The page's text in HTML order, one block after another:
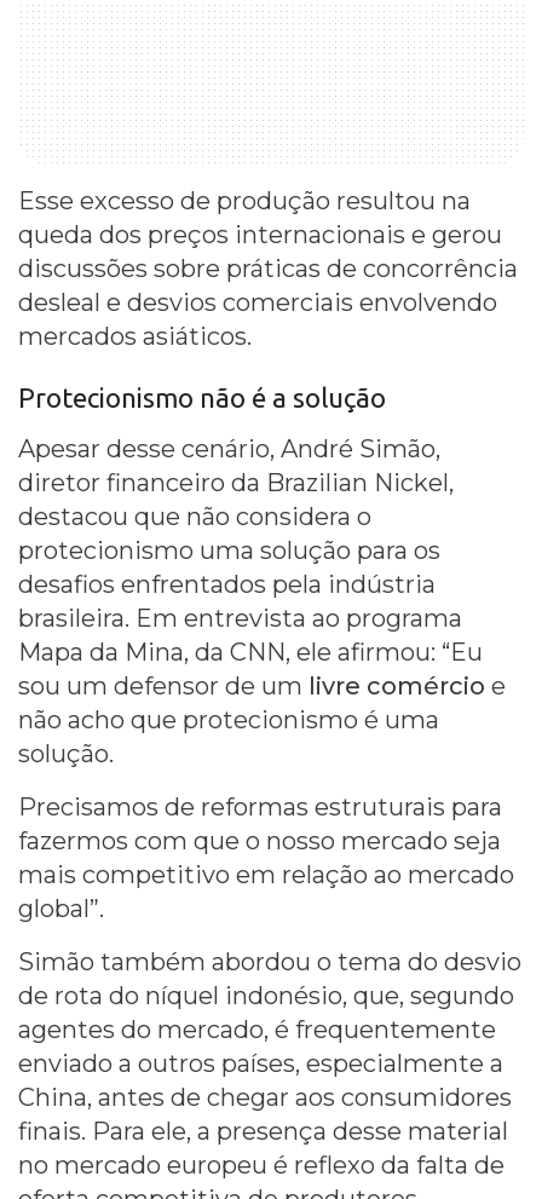
Esse excesso de produção resultou na
queda dos preços internacionais e gerou
discussões sobre práticas de concorrência
desleal e desvios comerciais envolvendo
mercados asiáticos.
Protecionismo não é a solução
Apesar desse cenário, André Simão,
diretor financeiro da Brazilian Nickel,
destacou que não considera o
protecionismo uma solução para os
desafios enfrentados pela indústria
brasileira. Em entrevista ao programa
Mapa da Mina, da CNN, ele afirmou: “Eu
sou um defensor de um livre comércio e
não acho que protecionismo é uma
solução.
Precisamos de reformas estruturais para
fazermos com que o nosso mercado seja
mais competitivo em relação ao mercado
global”.
Simão também abordou o tema do desvio
de rota do níquel indonésio, que, segundo
agentes do mercado, é frequentemente
enviado a outros países, especialmente a
China, antes de chegar aos consumidores
finais. Para ele, a presença desse material
no mercado europeu é reflexo da falta de